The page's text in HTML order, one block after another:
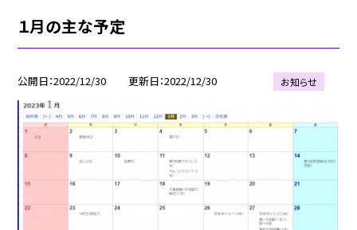
１月の主な予定
公開日 2022/12/30 更新日 2022/12/30 お知らせ